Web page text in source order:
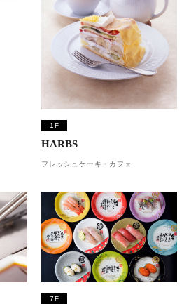
1F
HARBS
フレッシュケーキ・カフェ
7F